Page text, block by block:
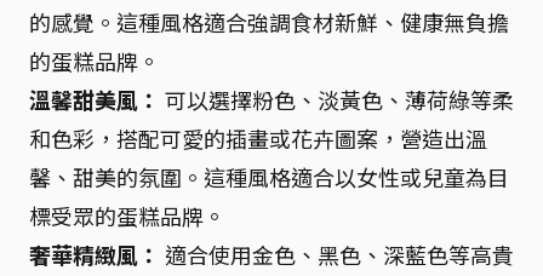
的感覺。這種風格適合強調食材新鮮、健康無負擔
的蛋糕品牌。
溫馨甜美風： 可以選擇粉色、淡黃色、薄荷綠等柔
和色彩，搭配可愛的插畫或花卉圖案，營造出溫
馨、甜美的氛圍。這種風格適合以女性或兒童為目
標受眾的蛋糕品牌。
奢華精緻風： 適合使用金色、黑色、深藍色等高貴